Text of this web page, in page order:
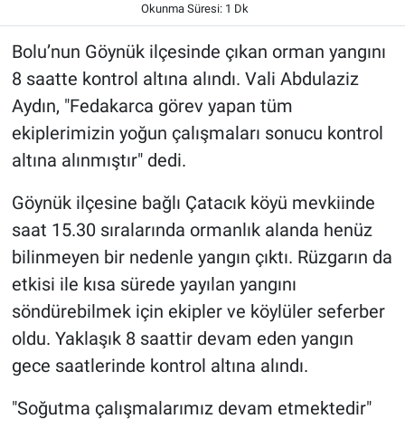
Okunma Süresi: 1 Dk
Bolu’nun Göynük ilçesinde çıkan orman yangını
8 saatte kontrol altına alındı. Vali Abdulaziz
Aydın, "Fedakarca görev yapan tüm
ekiplerimizin yoğun çalışmaları sonucu kontrol
altına alınmıştır" dedi.
Göynük ilçesine bağlı Çatacık köyü mevkiinde
saat 15.30 sıralarında ormanlık alanda henüz
bilinmeyen bir nedenle yangın çıktı. Rüzgarın da
etkisi ile kısa sürede yayılan yangını
söndürebilmek için ekipler ve köylüler seferber
oldu. Yaklaşık 8 saattir devam eden yangın
gece saatlerinde kontrol altına alındı.
"Soğutma çalışmalarımız devam etmektedir"